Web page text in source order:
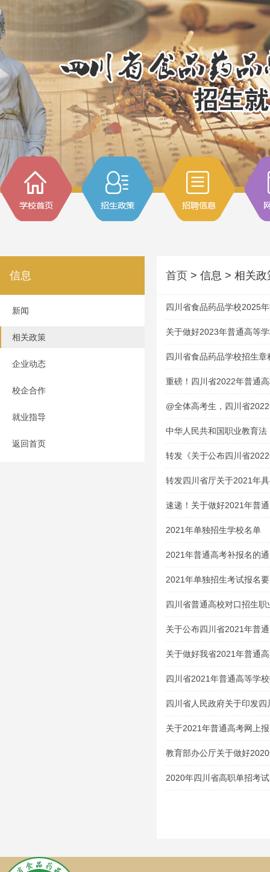
信息
新闻
相关政策
企业动态
校企合作
就业指导
返回首页
首页 > 信息 > 相关政
四川省食品药品学校2025
关于做好2023年普通高等
的通知
四川省食品药品学校招生章
重磅！四川省2022年普通
@全体高考生，四川省
中华人民共和国职业教育法
转发《关于公布四川省
技能考试大纲的通知》
转发四川省厅关于2021年
资格学校及专业的通告
速递！关于做好2021年普
通知
2021年单独招生学校名单
2021年普通高考补报名的
2021年单独招生考试报名
四川省普通高校对口招生
类（2020 年版）
关于公布四川省2021年普
试大纲的通知
关于做好我省2021年普通
四川省2021年普通高等学
生及特殊类型招生考生的申
四川省人民政府关于印发
案的通知
关于2021年普通高考网上
教育部办公厅关于做好
的通知
2020年四川省高职单招考